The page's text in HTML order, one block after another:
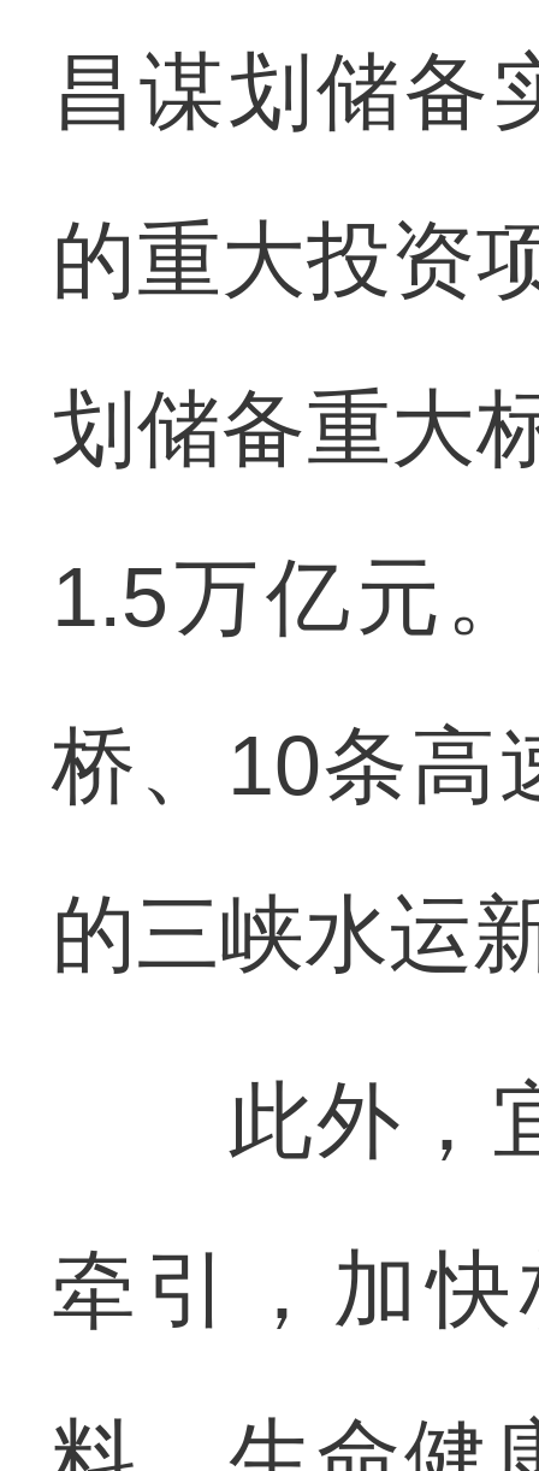
昌谋划储备
的重大投资
划储备重大
1.5万亿元
桥、10条高
的三峡水运
此外，宜
牵引，加